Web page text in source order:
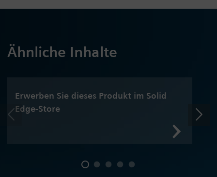
Ähnliche Inhalte
Erwerben Sie dieses Produkt im Solid
Edge-Store